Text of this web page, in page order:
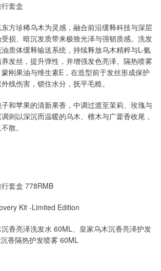
套盒
方珍稀乌木为灵感，融合前沿缓释科技与深层
损、暗沉发质带来极致光泽与强韧质感。洗发
质体缓释输送系统，持续释放乌木精粹与L-氨
发丝，提升弹性，并增强发色亮泽。隔热喷雾
刚果油与维生素E，在造型前于发丝形成保护
线伤害，锁住水分，抚平毛糙。
和苹果的清新果香，中调过渡至茉莉、玫瑰与
则以深沉而温暖的乌木、檀木与广藿香收尾，
散。
套盒 778RMB
Kit -Limited Edition
香亮泽洗发水 60ML、皇家乌木沉香亮泽护发
香隔热护发喷雾 60ML